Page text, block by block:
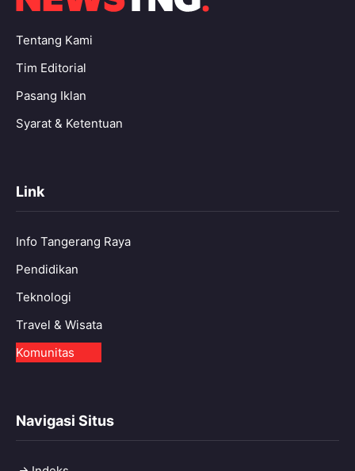
Tentang Kami
Tim Editorial
Pasang Iklan
Syarat & Ketentuan
Link
Info Tangerang Raya
Pendidikan
Teknologi
Travel & Wisata
Komunitas
Navigasi Situs